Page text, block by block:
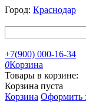
Город: Краснодар
+7(900) 000-16-34
0Корзина
Товары в корзине:
Корзина пуста
Корзина Оформить